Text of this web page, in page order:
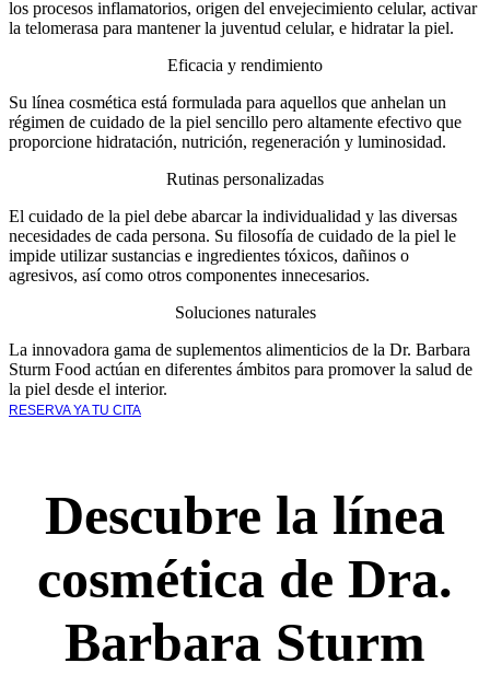
los procesos inflamatorios, origen del envejecimiento celular, activar
la telomerasa para mantener la juventud celular, e hidratar la piel.
Eficacia y rendimiento
Su línea cosmética está formulada para aquellos que anhelan un
régimen de cuidado de la piel sencillo pero altamente efectivo que
proporcione hidratación, nutrición, regeneración y luminosidad.
Rutinas personalizadas
El cuidado de la piel debe abarcar la individualidad y las diversas
necesidades de cada persona. Su filosofía de cuidado de la piel le
impide utilizar sustancias e ingredientes tóxicos, dañinos o
agresivos, así como otros componentes innecesarios.
Soluciones naturales
La innovadora gama de suplementos alimenticios de la Dr. Barbara
Sturm Food actúan en diferentes ámbitos para promover la salud de
la piel desde el interior.
RESERVA YA TU CITA
Descubre la línea
cosmética de Dra.
Barbara Sturm